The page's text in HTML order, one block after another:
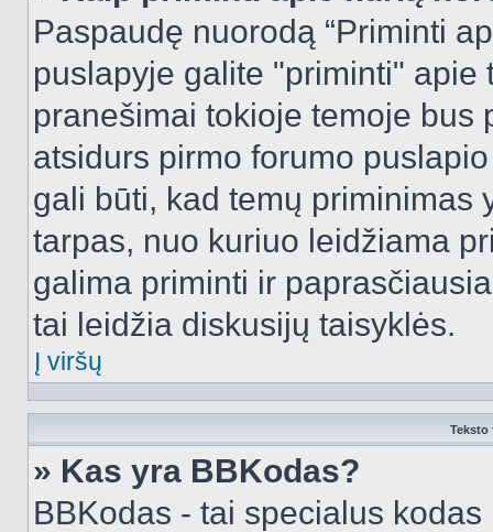
Paspaudę nuorodą “Priminti
puslapyje galite "priminti"
pranešimai tokioje temoje bus
atsidurs pirmo forumo
gali būti, kad temų priminimas
tarpas, nuo kuriuo leidžiama
galima priminti ir
tai leidžia diskusijų taisyklės.
Į viršų
Teksto
» Kas yra BBKodas?
BBKodas - tai specialus